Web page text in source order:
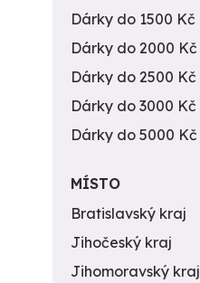
Dárky do 1500 Kč
Dárky do 2000 Kč
Dárky do 2500 Kč
Dárky do 3000 Kč
Dárky do 5000 Kč
MÍSTO
Bratislavský kraj
Jihočeský kraj
Jihomoravský kraj